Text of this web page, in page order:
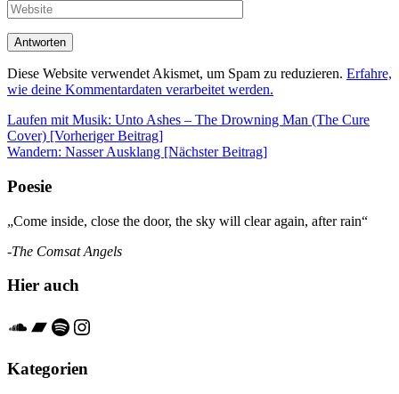
Diese Website verwendet Akismet, um Spam zu reduzieren. Erfahre,
wie deine Kommentardaten verarbeitet werden.
Beitrags-
Navigation
Laufen mit Musik: Unto Ashes – The Drowning Man (The Cure
Cover) [Vorheriger Beitrag]
Wandern: Nasser Ausklang [Nächster Beitrag]
Poesie
„Come inside, close the door, the sky will clear again, after rain“
-The Comsat Angels
Hier auch
Soundcloud
Bandcamp
Spotify
Instagram
Kategorien